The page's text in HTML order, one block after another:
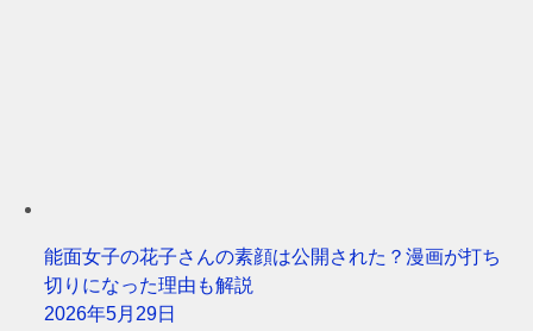
能面女子の花子さんの素顔は公開された？漫画が打ち
切りになった理由も解説
2026年5月29日